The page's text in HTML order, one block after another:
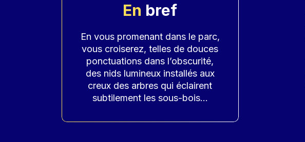
En bref
Accroche
En vous promenant dans le parc,
vous croiserez, telles de douces
ponctuations dans l’obscurité,
des nids lumineux installés aux
creux des arbres qui éclairent
subtilement les sous-bois...